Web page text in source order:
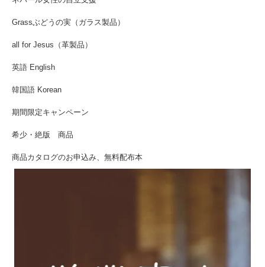
Grassぶどうの実（ガラス製品）
all for Jesus（革製品）
英語 English
韓国語 Korean
期間限定キャンペーン
希少・絶版 商品
商品カタログのお申込み、無料配布本